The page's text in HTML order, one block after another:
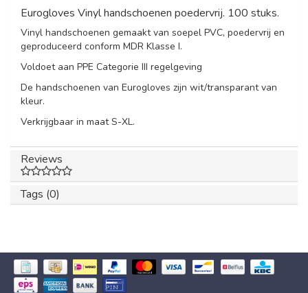
Eurogloves Vinyl handschoenen poedervrij. 100 stuks.
Vinyl handschoenen gemaakt van soepel PVC, poedervrij en
geproduceerd conform MDR Klasse I.
Voldoet aan PPE Categorie III regelgeving
De handschoenen van Eurogloves zijn wit/transparant van
kleur.
Verkrijgbaar in maat S-XL.
Reviews
Tags (0)